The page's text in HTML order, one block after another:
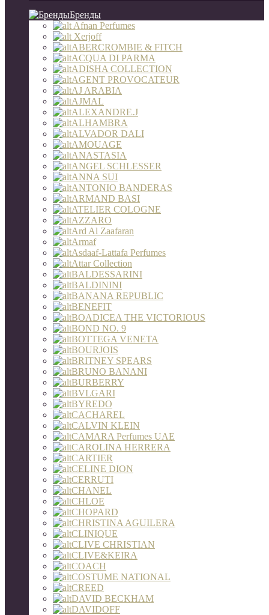
Бренды
Afnan Perfumes
Xerjoff
ABERCROMBIE & FITCH
ACQUA DI PARMA
ADISHA COLLECTION
AGENT PROVOCATEUR
AJ ARABIA
AJMAL
ALEXANDRE.J
ALHAMBRA
ALVADOR DALI
AMOUAGE
ANASTASIA
ANGEL SCHLESSER
ANNA SUI
ANTONIO BANDERAS
ARMAND BASI
ATELIER COLOGNE
AZZARO
Ard Al Zaafaran
Armaf
Asdaaf-Lattafa Perfumes
Attar Collection
BALDESSARINI
BALDININI
BANANA REPUBLIC
BENEFIT
BOADICEA THE VICTORIOUS
BOND NO. 9
BOTTEGA VENETA
BOURJOIS
BRITNEY SPEARS
BRUNO BANANI
BURBERRY
BVLGARI
BYREDO
CACHAREL
CALVIN KLEIN
CAMARA Perfumes UAE
CAROLINA HERRERA
CARTIER
CELINE DION
CERRUTI
CHANEL
CHLOE
CHOPARD
CHRISTINA AGUILERA
CLINIQUE
CLIVE CHRISTIAN
CLIVE&KEIRA
COACH
COSTUME NATIONAL
CREED
DAVID BECKHAM
DAVIDOFF